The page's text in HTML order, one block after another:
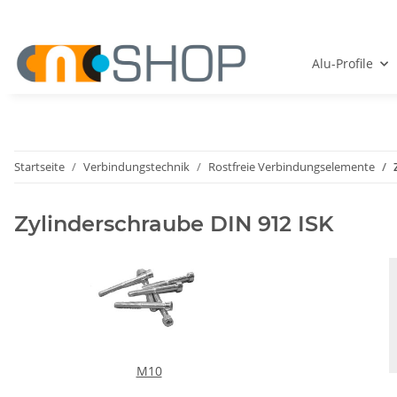
Alu-Profile
Startseite Verbindungstechnik Rostfreie Verbindungselemente
Zylinderschraube DIN 912 ISK
M10